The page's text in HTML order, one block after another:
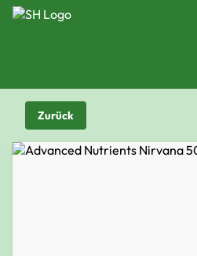
Zurück